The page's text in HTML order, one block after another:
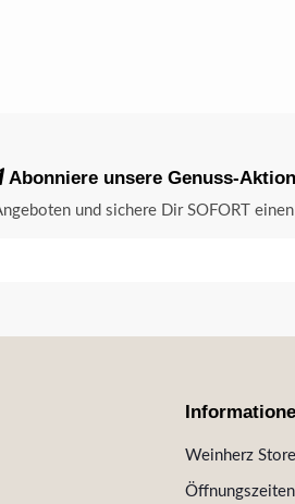
Abonniere unsere Genuss-
und sichere Dir SOFORT
Weinherz